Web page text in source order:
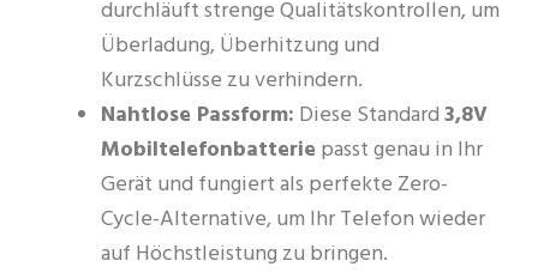
durchläuft strenge Qualitätskontrollen, um
Überladung, Überhitzung und
Kurzschlüsse zu verhindern.
Nahtlose Passform: Diese Standard3,8V
Mobiltelefonbatterie passt genau in Ihr
Gerät und fungiert als perfekte Zero-
Cycle-Alternative, um Ihr Telefon wieder
auf Höchstleistung zu bringen.